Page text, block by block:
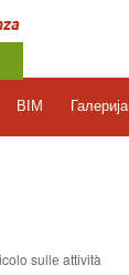
BIM Галерија
sullе attività